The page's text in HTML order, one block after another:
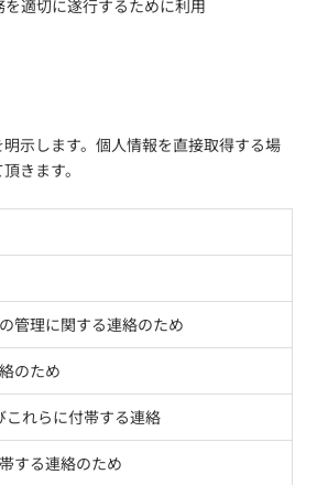
適切に遂行するために利用
示します。個人情報を直接取得する場
きます。
管理に関する連絡のため
のため
これらに付帯する連絡
する連絡のため